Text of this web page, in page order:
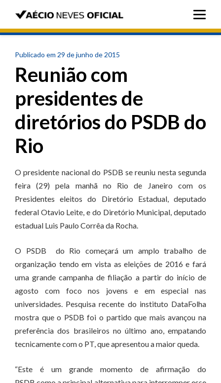
Publicado em 29 de junho de 2015
Reunião com
presidentes de
diretórios do PSDB do
Rio
O presidente nacional do PSDB se reuniu nesta segunda
feira (29) pela manhã no Rio de Janeiro com os
Presidentes eleitos do Diretório Estadual, deputado
federal Otavio Leite, e do Diretório Municipal, deputado
estadual Luis Paulo Corrêa da Rocha.
O PSDB do Rio começará um amplo trabalho de
organização tendo em vista as eleições de 2016 e fará
uma grande campanha de filiação a partir do início de
agosto com foco nos jovens e em especial nas
universidades. Pesquisa recente do instituto DataFolha
mostra que o PSDB foi o partido que mais avançou na
preferência dos brasileiros no último ano, empatando
tecnicamente com o PT, que apresentou a maior queda.
“Este é um grande momento de afirmação do